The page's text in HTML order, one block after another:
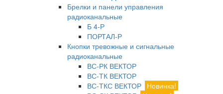
Брелки и панели управления
радиоканальные
Б 4-Р
ПОРТАЛ-Р
Кнопки тревожные и сигнальные
радиоканальные
ВС-РК ВЕКТОР
ВС-ТК ВЕКТОР
ВС-ТКС ВЕКТОР Новинка!